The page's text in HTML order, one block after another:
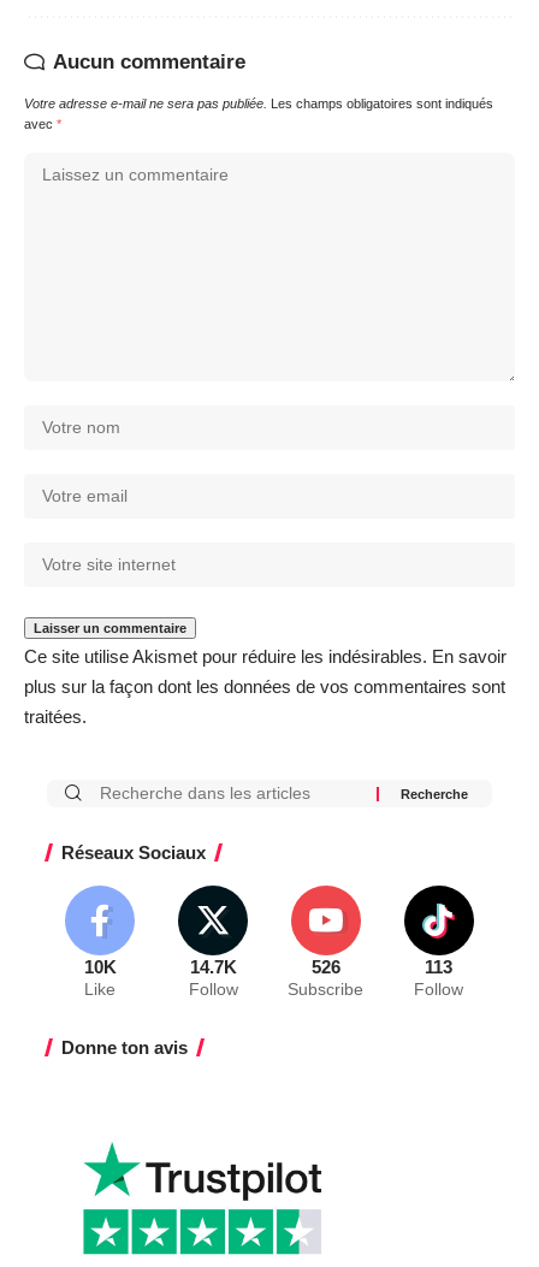
Aucun commentaire
Votre adresse e-mail ne sera pas publiée. Les champs obligatoires sont indiqués
avec *
Ce site utilise Akismet pour réduire les indésirables. En savoir
plus sur la façon dont les données de vos commentaires sont
traitées.
Réseaux Sociaux
10K
Like
14.7K
Follow
526
Subscribe
113
Follow
Donne ton avis